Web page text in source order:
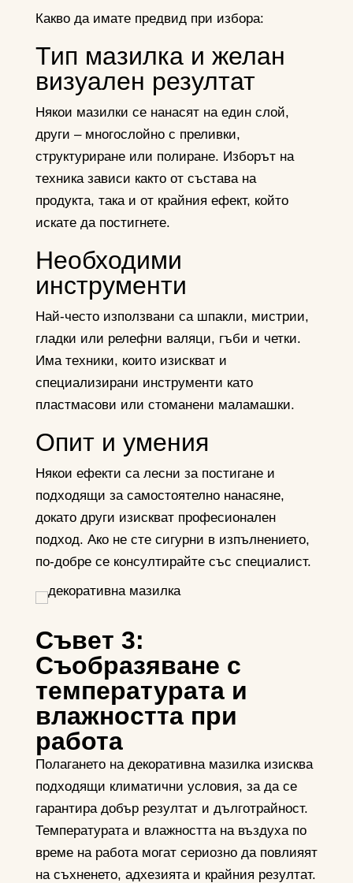
Какво да имате предвид при избора:
Тип мазилка и желан
визуален резултат
Някои мазилки се нанасят на един слой,
други – многослойно с преливки,
структуриране или полиране. Изборът на
техника зависи както от състава на
продукта, така и от крайния ефект, който
искате да постигнете.
Необходими
инструменти
Най-често използвани са шпакли, мистрии,
гладки или релефни валяци, гъби и четки.
Има техники, които изискват и
специализирани инструменти като
пластмасови или стоманени маламашки.
Опит и умения
Някои ефекти са лесни за постигане и
подходящи за самостоятелно нанасяне,
докато други изискват професионален
подход. Ако не сте сигурни в изпълнението,
по-добре се консултирайте със специалист.
Съвет 3:
Съобразяване с
температурата и
влажността при
работа
Полагането на декоративна мазилка изисква
подходящи климатични условия, за да се
гарантира добър резултат и дълготрайност.
Температурата и влажността на въздуха по
време на работа могат сериозно да повлияят
на съхненето, адхезията и крайния резултат.